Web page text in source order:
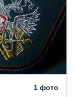
1 фото